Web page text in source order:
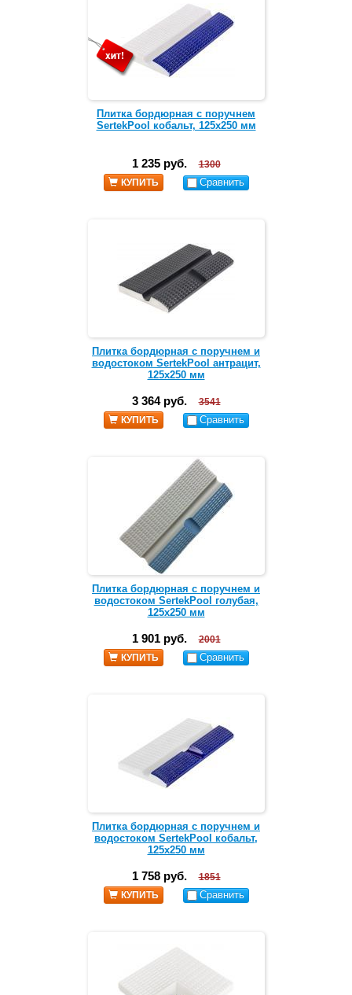
Плитка бордюрная с поручнем
SertekPool кобальт, 125х250 мм
1 235 руб.
1300
КУПИТЬ
Сравнить
Плитка бордюрная с поручнем и
водостоком SertekPool антрацит,
125х250 мм
3 364 руб.
3541
КУПИТЬ
Сравнить
Плитка бордюрная с поручнем и
водостоком SertekPool голубая,
125х250 мм
1 901 руб.
2001
КУПИТЬ
Сравнить
Плитка бордюрная с поручнем и
водостоком SertekPool кобальт,
125х250 мм
1 758 руб.
1851
КУПИТЬ
Сравнить